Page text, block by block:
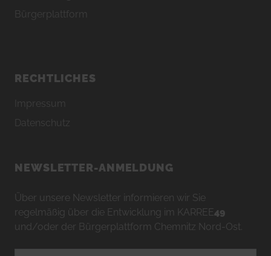
Bürgerplattform
RECHTLICHES
Impressum
Datenschutz
NEWSLETTER-ANMELDUNG
Über unsere Newsletter informieren wir Sie
regelmäßig über die Entwicklung im KARREE49
und/oder der Bürgerplattform Chemnitz Nord-Ost.